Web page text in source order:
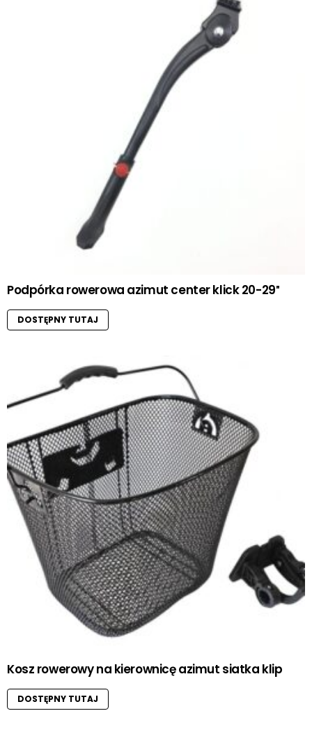
Podpórka rowerowa azimut center klick 20-29″
DOSTĘPNY TUTAJ
Kosz rowerowy na kierownicę azimut siatka klip
DOSTĘPNY TUTAJ